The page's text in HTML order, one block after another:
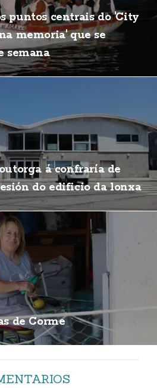
puntos centrais do 'City
memoria' que se
semana
á confraría de
do edificio da lonxa
de Corme